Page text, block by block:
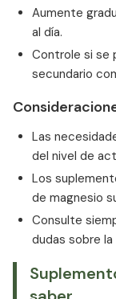
Aumente
al día.
Controle si se
secundario
Las
del nivel de
Los
de magnesio
Consulte
dudas sobre